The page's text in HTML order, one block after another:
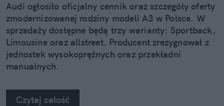
Audi ogłosiło oficjalny cennik oraz szczegóły oferty
zmodernizowanej rodziny modeli A3 w Polsce. W
sprzedaży dostępne będą trzy warianty: Sportback,
Limousine oraz allstreet. Producent zrezygnował z
jednostek wysokoprężnych oraz przekładni
manualnych.
Czytaj całość